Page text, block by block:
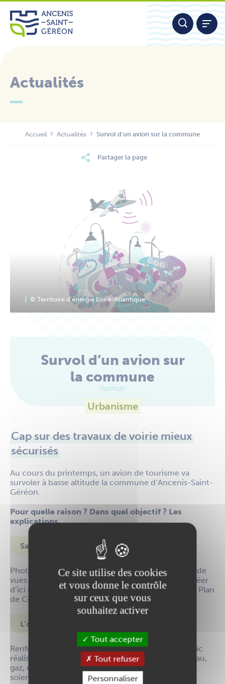
Aller
contenu
Actualités
Accueil Actualités Survol d’un avion sur la commune
Partager la page
© Territoire d’énergie Loire-Atlantique
Survol d’un avion sur
la commune
Urbanisme
Cap sur des travaux de voirie mieux
sécurisés
Au cours du printemps, un avion de tourisme va
survoler à basse altitude la commune d’Ancenis-Saint-
Géréon.
Pour quelle raison ? Dans quel objectif ? Les
explications.
Sa mission ?
Photographier toute la voirie publique. Ces prises de
vues seront ensuite traitées et assemblées pour créer
d’ici un an un plan de de voirie standardisé appelé Plan
de Corps de Rue Simplifié (PRS).
L’objectif ?
Renforcer la sécurité des travaux sur l’espace public
réalisés par les différents exploitants de réseaux (eau,
gaz, électricité, télécommunications, etc.), qu’ils
soient publics ou privés.
Panneau de gestion des cookies
Ce site utilise des cookies
et vous donne le contrôle
sur ceux que vous
souhaitez activer
Tout accepter
Tout refuser
Personnaliser